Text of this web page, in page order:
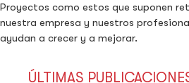
Proyectos como estos que suponen
nuestra empresa y nuestros
ayudan a crecer y a mejorar.
ÚLTIMAS